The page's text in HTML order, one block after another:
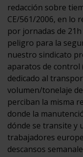
redacción sobre
CE/561/2006, en lo
por jornadas de
peligro para la
nuestro sindicato
aparatos de
dedicado al
volumen/tonelaje
perciban la misma
donde la
dónde se transite y
trabajadores
descansos